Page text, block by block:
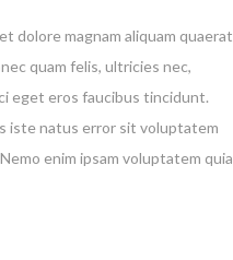
dolore magnam aliquam quaerat
quam felis, ultricies nec,
eget eros faucibus tincidunt.
iste natus error sit voluptatem
enim ipsam voluptatem quia